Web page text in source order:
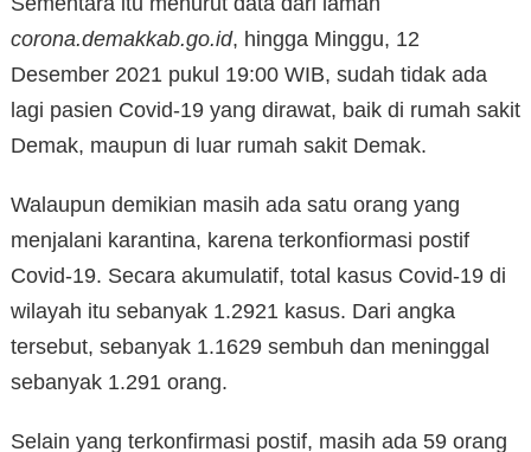
corona.demakkab.go.id, hingga Minggu, 12
Desember 2021 pukul 19:00 WIB, sudah tidak ada
lagi pasien Covid-19 yang dirawat, baik di rumah sakit
Demak, maupun di luar rumah sakit Demak.
Walaupun demikian masih ada satu orang yang
menjalani karantina, karena terkonfiormasi postif
Covid-19. Secara akumulatif, total kasus Covid-19 di
wilayah itu sebanyak 1.2921 kasus. Dari angka
tersebut, sebanyak 1.1629 sembuh dan meninggal
sebanyak 1.291 orang.
Selain yang terkonfirmasi postif, masih ada 59 orang